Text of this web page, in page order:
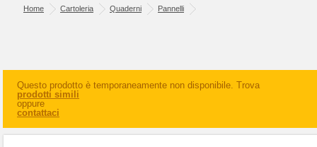
Home Cartoleria Quaderni Pannelli
Questo prodotto è temporaneamente non disponibile. Trova
prodotti simili
oppure
contattaci